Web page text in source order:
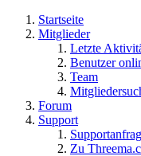
Startseite
Mitglieder
Letzte
Benutzer
Team
Forum
Support
Zu